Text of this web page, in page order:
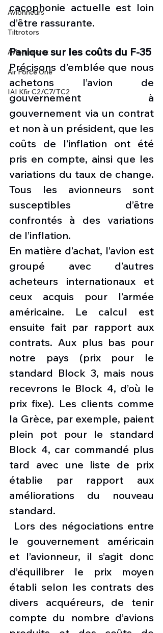
Avionneurs
Tiltrotors
Avion secret
Air Force One
IAI Kfir C2/C7/TC2
cacophonie actuelle est loin
d’être rassurante.
Panique sur les coûts du F-35
Précisons d’emblée que nous
achetons l’avion de
gouvernement à
gouvernement via un contrat
et non à un président, que les
coûts de l’inflation ont été
pris en compte, ainsi que les
variations du taux de change.
Tous les avionneurs sont
susceptibles d’être
confrontés à des variations
de l’inflation.
En matière d’achat, l’avion est
groupé avec d’autres
acheteurs internationaux et
ceux acquis pour l’armée
américaine. Le calcul est
ensuite fait par rapport aux
contrats. Aux plus bas pour
notre pays (prix pour le
standard Block 3, mais nous
recevrons le Block 4, d’où le
prix fixe). Les clients comme
la Grèce, par exemple, paient
plein pot pour le standard
Block 4, car commandé plus
tard avec une liste de prix
établie par rapport aux
améliorations du nouveau
standard.
Lors des négociations entre
le gouvernement américain
et l’avionneur, il s’agit donc
d’équilibrer le prix moyen
établi selon les contrats des
divers acquéreurs, de tenir
compte du nombre d’avions